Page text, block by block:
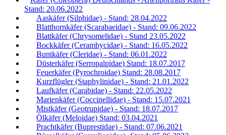
Stand: 20.06.2022
Aaskäfer (Silphidae) - Stand: 28.04.2022
Blatthornkäfer (Scarabaeidae) - Stand: 09.06.2022
Blattkäfer (Chrysomelidae) - Stand 23.05.2022
Bockkäfer (Cerambycidae) - Stand: 16.05.2022
Buntkäfer (Cleridae) - Stand: 06.01.2022
Düsterkäfer (Serropalpidae) Stand: 18.07.2017
Feuerkäfer (Pyrochroidae) Stand: 28.08.2017
Kurzflügler (Staphylinidae) - Stand: 21.01.2022
Laufkäfer (Carabidae) - Stand: 22.05.2022
Marienkäfer (Coccinellidae) - Stand: 15.07.2021
Mistkäfer (Geotrupidae) - Stand: 18.07.2017
Ölkäfer (Meloidae) Stand: 03.04.2021
Prachtkäfer (Buprestidae) - Stand: 07.06.2021